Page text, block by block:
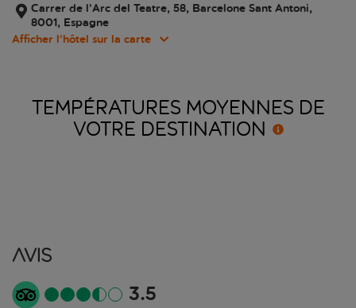
Carrer de l’Arc del Teatre, 58, Barcelone Sant Antoni,
8001, Espagne
Afficher l’hôtel sur la carte
TEMPÉRATURES MOYENNES DE
VOTRE DESTINATION
Avis
3.5